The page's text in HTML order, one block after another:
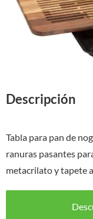
Descripción
Tabla para pan de
ranuras pasantes
metacrilato y tapete